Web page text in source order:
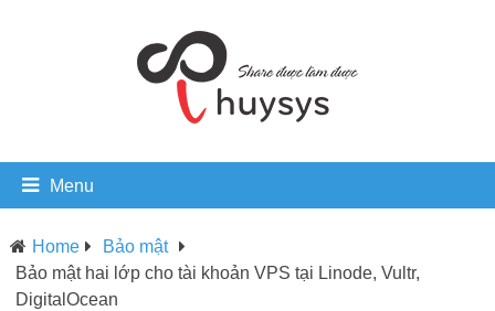
Menu
Home
Bảo mật
Bảo mật hai lớp cho tài khoản VPS tại Linode, Vultr,
DigitalOcean